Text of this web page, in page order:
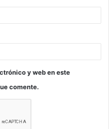
y web en este
comente.